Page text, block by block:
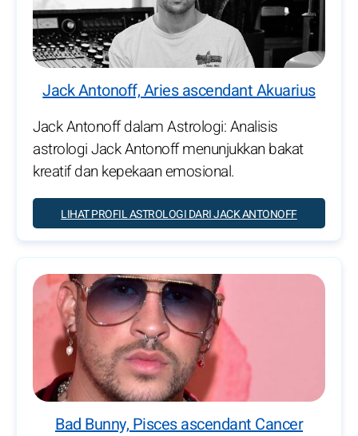
Jack Antonoff, Aries ascendant Akuarius
Jack Antonoff dalam Astrologi: Analisis
astrologi Jack Antonoff menunjukkan bakat
kreatif dan kepekaan emosional.
LIHAT PROFIL ASTROLOGI DARI JACK ANTONOFF
Bad Bunny, Pisces ascendant Cancer